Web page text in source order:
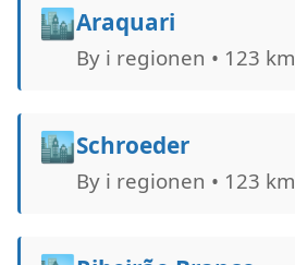
🏙️Araquari
By i regionen • 123 km
🏙️Schroeder
By i regionen • 123 km